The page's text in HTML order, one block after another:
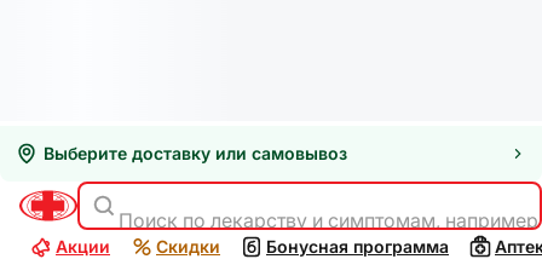
Выберите доставку или самовывоз
Поиск по лекарству и симптомам,
Акции Скидки Бонусная программа